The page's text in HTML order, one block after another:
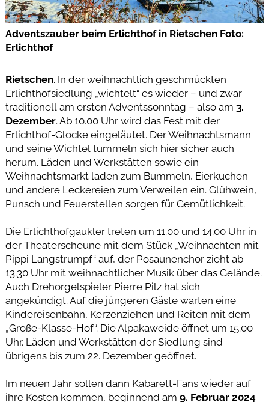
Adventszauber beim Erlichthof in Rietschen Foto:
Erlichthof
Rietschen. In der weihnachtlich geschmückten
Erlichthofsiedlung „wichtelt“ es wieder – und zwar
traditionell am ersten Adventssonntag – also am 3.
Dezember. Ab 10.00 Uhr wird das Fest mit der
Erlichthof-Glocke eingeläutet. Der Weihnachtsmann
und seine Wichtel tummeln sich hier sicher auch
herum. Läden und Werkstätten sowie ein
Weihnachtsmarkt laden zum Bummeln, Eierkuchen
und andere Leckereien zum Verweilen ein. Glühwein,
Punsch und Feuerstellen sorgen für Gemütlichkeit.
Die Erlichthofgaukler treten um 11.00 und 14.00 Uhr in
der Theaterscheune mit dem Stück „Weihnachten mit
Pippi Langstrumpf“ auf, der Posaunenchor zieht ab
13.30 Uhr mit weihnachtlicher Musik über das Gelände.
Auch Drehorgelspieler Pierre Pilz hat sich
angekündigt. Auf die jüngeren Gäste warten eine
Kindereisenbahn, Kerzenziehen und Reiten mit dem
„Große-Klasse-Hof“. Die Alpakaweide öffnet um 15.00
Uhr. Läden und Werkstätten der Siedlung sind
übrigens bis zum 22. Dezember geöffnet.
Im neuen Jahr sollen dann Kabarett-Fans wieder auf
ihre Kosten kommen, beginnend am 9. Februar 2024